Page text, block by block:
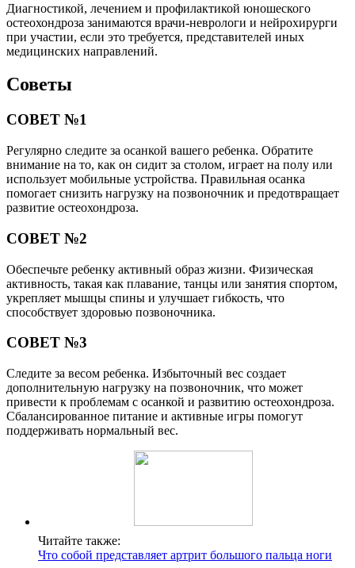
Диагностикой, лечением и профилактикой юношеского
остеохондроза занимаются врачи-неврологи и нейрохирурги
при участии, если это требуется, представителей иных
медицинских направлений.
Советы
СОВЕТ №1
Регулярно следите за осанкой вашего ребенка. Обратите
внимание на то, как он сидит за столом, играет на полу или
использует мобильные устройства. Правильная осанка
помогает снизить нагрузку на позвоночник и предотвращает
развитие остеохондроза.
СОВЕТ №2
Обеспечьте ребенку активный образ жизни. Физическая
активность, такая как плавание, танцы или занятия спортом,
укрепляет мышцы спины и улучшает гибкость, что
способствует здоровью позвоночника.
СОВЕТ №3
Следите за весом ребенка. Избыточный вес создает
дополнительную нагрузку на позвоночник, что может
привести к проблемам с осанкой и развитию остеохондроза.
Сбалансированное питание и активные игры помогут
поддерживать нормальный вес.
Читайте также:
Что собой представляет артрит большого пальца ноги